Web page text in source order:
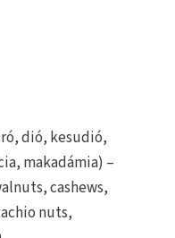
dió, kesudió,
makadámia) –
cashews,
nuts,